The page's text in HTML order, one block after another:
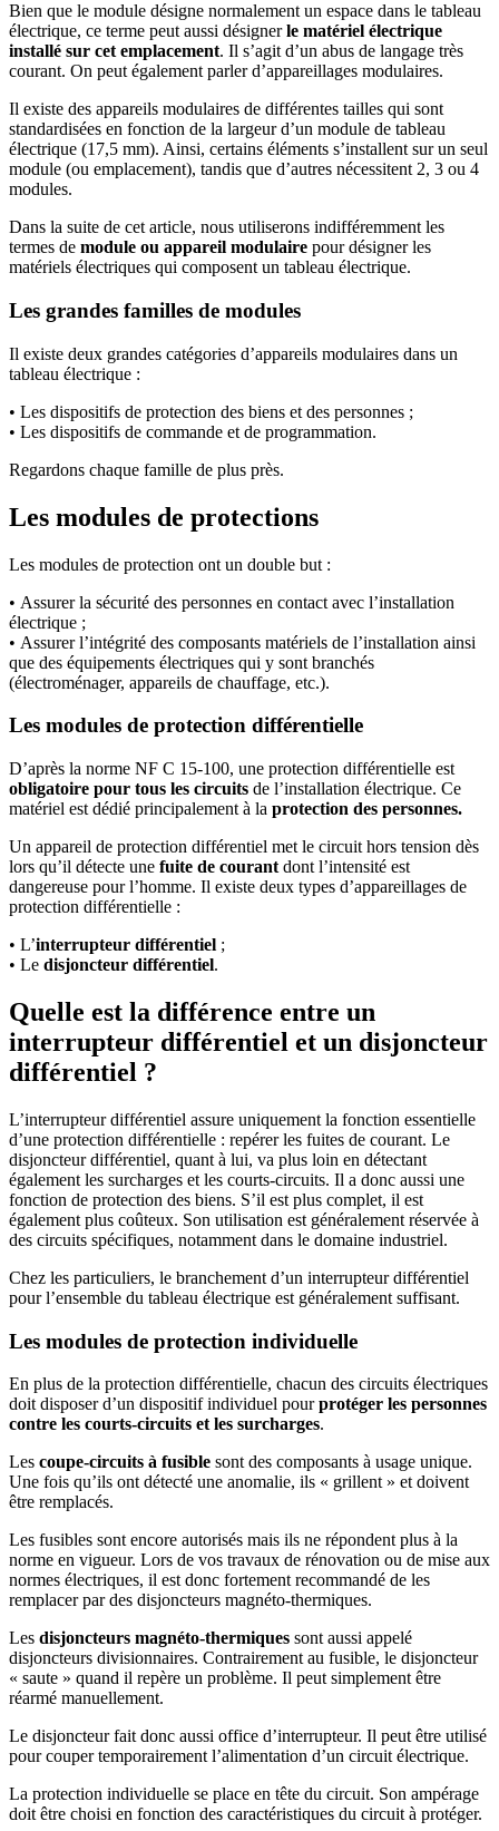
Bien que le module désigne normalement un espace dans le tableau
électrique, ce terme peut aussi désignerle matériel électrique
installé sur cet emplacement. Il s’agit d’un abus de langage très
courant. On peut également parler d’appareillages modulaires.
Il existe des appareils modulaires de différentes tailles qui sont
standardisées en fonction de la largeur d’un module de tableau
électrique (17,5 mm). Ainsi, certains éléments s’installent sur un seul
module (ou emplacement), tandis que d’autres nécessitent 2, 3 ou 4
modules.
Dans la suite de cet article, nous utiliserons indifféremment les
termes de module ou appareil modulaire pour désigner les
matériels électriques qui composent un tableau électrique.
Les grandes familles de modules
Il existe deux grandes catégories d’appareils modulaires dans un
tableau électrique :
• Les dispositifs de protection des biens et des personnes ;
• Les dispositifs de commande et de programmation.
Regardons chaque famille de plus près.
Les modules de protections
Les modules de protection ont un double but :
• Assurer la sécurité des personnes en contact avec l’installation
électrique ;
• Assurer l’intégrité des composants matériels de l’installation ainsi
que des équipements électriques qui y sont branchés
(électroménager, appareils de chauffage, etc.).
Les modules de protection différentielle
D’après la norme NF C 15-100, une protection différentielle est
obligatoire pour tous les circuits de l’installation électrique. Ce
matériel est dédié principalement à la protection des personnes.
Un appareil de protection différentiel met le circuit hors tension dès
lors qu’il détecte une fuite de courant dont l’intensité est
dangereuse pour l’homme. Il existe deux types d’appareillages de
protection différentielle :
• L’interrupteur différentiel ;
• Le disjoncteur différentiel.
Quelle est la différence entre un
interrupteur différentiel et un disjoncteur
différentiel ?
L’interrupteur différentiel assure uniquement la fonction essentielle
d’une protection différentielle : repérer les fuites de courant. Le
disjoncteur différentiel, quant à lui, va plus loin en détectant
également les surcharges et les courts-circuits. Il a donc aussi une
fonction de protection des biens. S’il est plus complet, il est
également plus coûteux. Son utilisation est généralement réservée à
des circuits spécifiques, notamment dans le domaine industriel.
Chez les particuliers, le branchement d’un interrupteur différentiel
pour l’ensemble du tableau électrique est généralement suffisant.
Les modules de protection individuelle
En plus de la protection différentielle, chacun des circuits électriques
doit disposer d’un dispositif individuel pourprotéger les personnes
contre les courts-circuits et les surcharges.
Les coupe-circuits à fusible sont des composants à usage unique.
Une fois qu’ils ont détecté une anomalie, ils « grillent » et doivent
être remplacés.
Les fusibles sont encore autorisés mais ils ne répondent plus à la
norme en vigueur. Lors de vos travaux de rénovation ou de mise aux
normes électriques, il est donc fortement recommandé de les
remplacer par des disjoncteurs magnéto-thermiques.
Les disjoncteurs magnéto-thermiques sont aussi appelé
disjoncteurs divisionnaires. Contrairement au fusible, le disjoncteur
« saute » quand il repère un problème. Il peut simplement être
réarmé manuellement.
Le disjoncteur fait donc aussi office d’interrupteur. Il peut être utilisé
pour couper temporairement l’alimentation d’un circuit électrique.
La protection individuelle se place en tête du circuit. Son ampérage
doit être choisi en fonction des caractéristiques du circuit à protéger.